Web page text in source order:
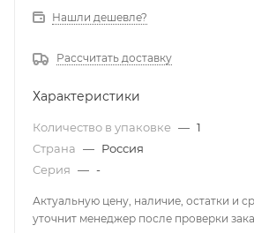
Нашли дешевле?
Рассчитать доставку
Характеристики
Количество в упаковке — 1
Страна — Россия
Серия — -
Актуальную цену, наличие, остатки и
уточнит менеджер после проверки